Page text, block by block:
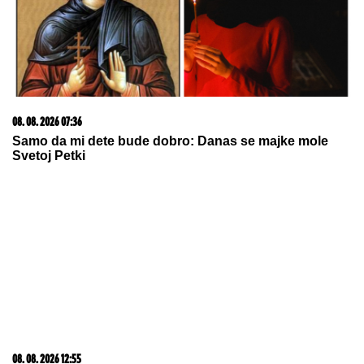
radi Denver?
VENČANJE DEJANA KRALJA I LEPE
DOKTORKE:Romantični poljubac i
osmesi pred CRKVENU
CEREMONIJU, a ovo mu je velika
25.000 kupaca već kupuje uz PerSu Extra. A ti? Saznaj